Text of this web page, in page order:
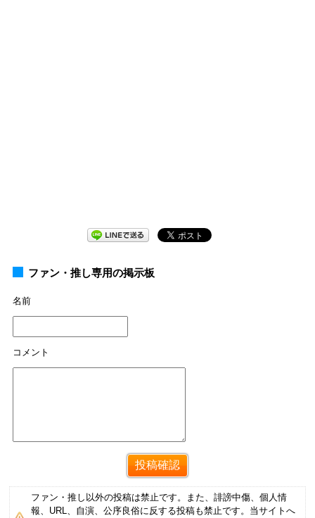
ファン・推し専用の掲示板
名前
コメント
ファン・推し以外の投稿は禁止です。また、誹謗中傷、個人情
報、URL、自演、公序良俗に反する投稿も禁止です。当サイトへ